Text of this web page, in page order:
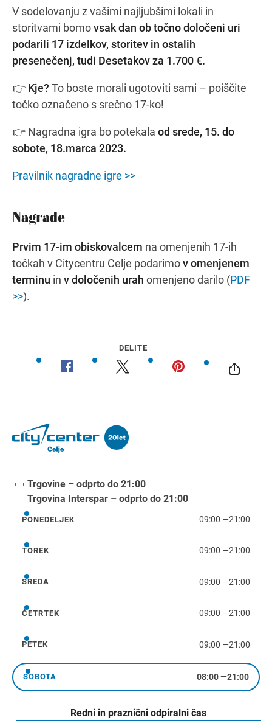
Navodila za pot
V sodelovanju z vašimi najljubšimi lokali in
storitvami bomovsak dan ob točno določeni uri
podarili 17 izdelkov, storitev in ostalih
presenečenj, tudi Desetakov za 1.700 €.
👉 Kje? To boste morali ugotoviti sami – poiščite
točko označeno s srečno 17-ko!
👉 Nagradna igra bo potekala od srede, 15. do
sobote, 18.marca 2023.
Pravilnik nagradne igre >>
Nagrade
Prvim 17-im obiskovalcem na omenjenih 17-ih
točkah v Citycentru Celje podarimov omenjenem
terminu in v določenih urah omenjeno darilo (PDF
>>).
DELITE
Trgovine – odprto do 21:00
Trgovina Interspar – odprto do 21:00
ponedeljek
PONEDELJEK 09:00 —21:00
torek
TOREK 09:00 —21:00
sreda
SREDA 09:00 —21:00
četrtek
ČETRTEK 09:00 —21:00
petek
PETEK 09:00 —21:00
sobota
SOBOTA 08:00—21:00
Redni in praznični odpiralni čas